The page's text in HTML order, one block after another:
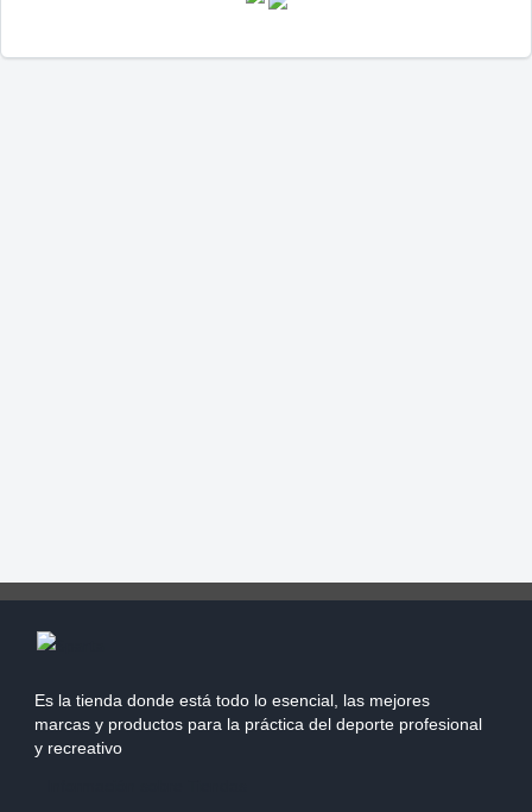
Es la tienda donde está todo lo esencial, las mejores
marcas y productos para la práctica del deporte profesional
y recreativo